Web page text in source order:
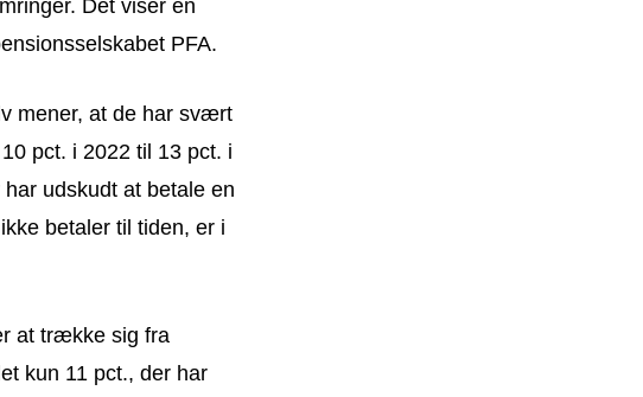
Det viser en
PFA.
mener, at de har svært
pct. i 2022 til 13 pct. i
udskudt at betale en
betaler til tiden, er i
at trække sig fra
kun 11 pct., der har